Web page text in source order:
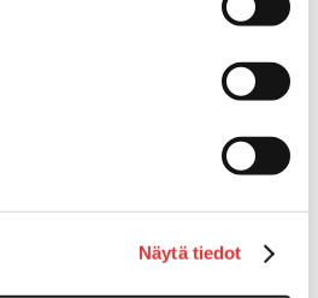
Näytä tiedot
köli-, törmäyslistat ja kansikate